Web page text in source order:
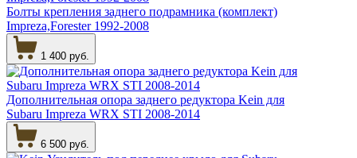
Болты крепления заднего подрамника (комплект)
Impreza,Forester 1992-2008
1 400 руб.
Дополнительная опора заднего редуктора Kein для
Subaru Impreza WRX STI 2008-2014
6 500 руб.